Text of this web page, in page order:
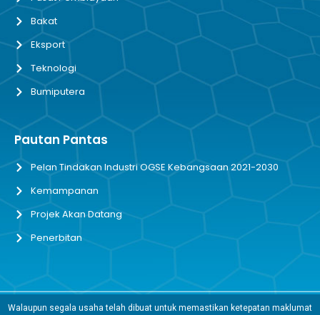
Bakat
Eksport
Teknologi
Bumiputera
Pautan Pantas
Pelan Tindakan Industri OGSE Kebangsaan 2021-2030
Kemampanan
Projek Akan Datang
Penerbitan
Walaupun segala usaha telah dibuat untuk memastikan ketepatan maklumat